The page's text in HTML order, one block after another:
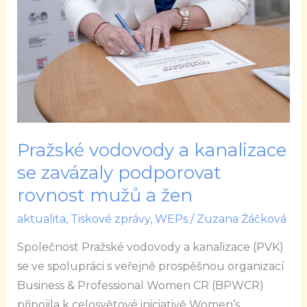
Pražské vodovody a kanalizace
se zavázaly podporovat
rovnost mužů a žen
aktualita, Tiskové zprávy, WEPs/ Zuzana Žáčková
Společnost Pražské vodovody a kanalizace (PVK)
se ve spolupráci s veřejně prospěšnou organizací
Business & Professional Women CR (BPWCR)
připojila k celosvětové iniciativě Women’s